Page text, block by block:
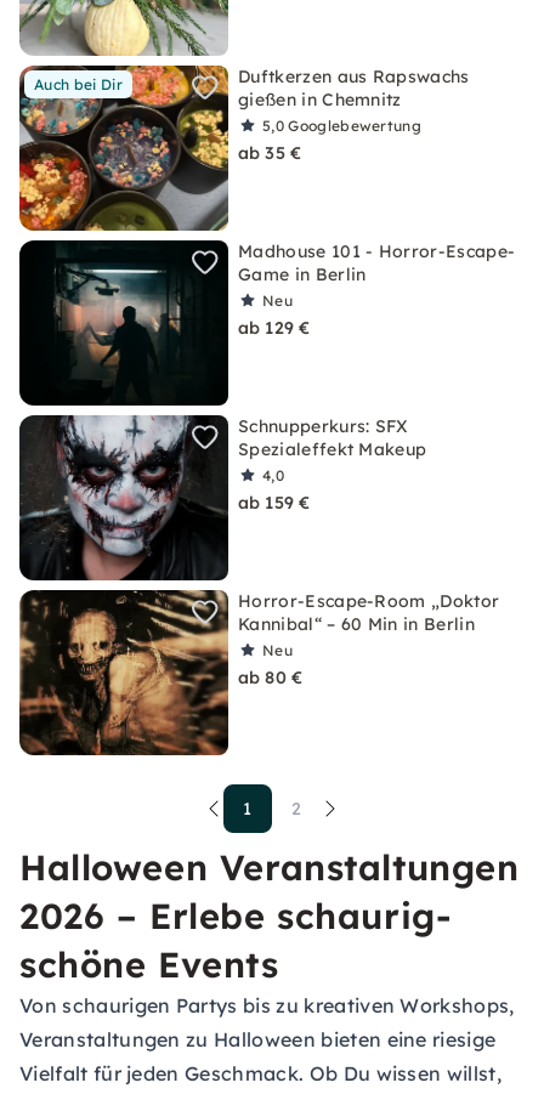
Auch bei Dir
Duftkerzen aus Rapswachs
gießen in Chemnitz
5,0Googlebewertung
ab 35 €
Madhouse 101 - Horror-Escape-
Game in Berlin
Neu
ab 129 €
Schnupperkurs: SFX
Spezialeffekt Makeup
4,0
ab 159 €
Horror-Escape-Room „Doktor
Kannibal“ – 60 Min in Berlin
Neu
ab 80 €
1 2
Halloween Veranstaltungen
2026 – Erlebe schaurig-
schöne Events
Von schaurigen Partys bis zu kreativen Workshops,
Veranstaltungen zu Halloween bieten eine riesige
Vielfalt für jeden Geschmack. Ob Du wissen willst,